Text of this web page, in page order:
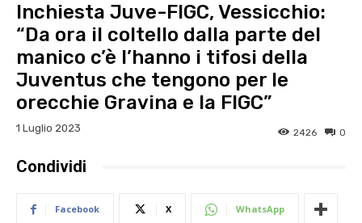
Inchiesta Juve-FIGC, Vessicchio:
“Da ora il coltello dalla parte del
manico c’è l’hanno i tifosi della
Juventus che tengono per le
orecchie Gravina e la FIGC”
1 Luglio 2023 0
2426
Condividi
Facebook X WhatsApp